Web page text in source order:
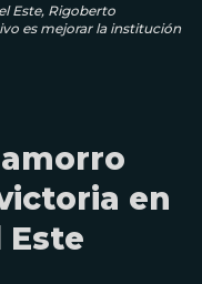
Este, Rigoberto
es mejorar la institución
en
Este